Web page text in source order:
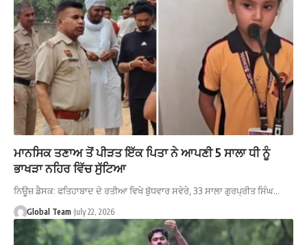
ਮਾਨਸਿਕ ਤਣਾਅ ਤੋਂ ਪੀੜਤ ਇੱਕ ਪਿਤਾ ਨੇ ਆਪਣੀ 5 ਸਾਲਾ ਧੀ ਨੂੰ
ਭਾਖੜਾ ਨਹਿਰ ਵਿੱਚ ਸੁੱਟਿਆ
ਨਿਊਜ਼ ਡੈਸਕ: ਫਤਿਹਾਬਾਦ ਦੇ ਰਤੀਆ ਵਿਖੇ ਬੁੱਧਵਾਰ ਸਵੇਰੇ, 33 ਸਾਲਾ ਗੁਰਪ੍ਰੀਤ ਸਿੰਘ…
Global Team July 22, 2026